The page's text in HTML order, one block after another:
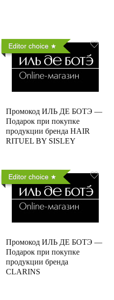
Editor choice
Промокод ИЛЬ ДЕ БОТЭ —
Подарок при покупке
продукции бренда HAIR
RITUEL BY SISLEY
Editor choice
Промокод ИЛЬ ДЕ БОТЭ —
Подарок при покупке
продукции бренда
CLARINS